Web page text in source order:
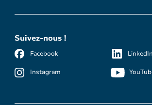
Suivez-nous !
Facebook
Instagram
LinkedIn